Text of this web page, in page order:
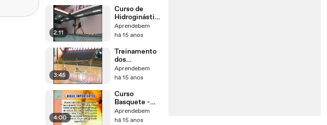
2:11
Curso de
Hidroginástic
a - Hidroboxe
- Taebo luta na
Aprendebem
há 15 anos
3:45
Treinamento
dos
Fundamentos
no volei em
aulas
Aprendebem
há 15 anos
4:00
Curso
Basquete -
Manejo de
Bola dvd
Aprendebem
há 15 anos